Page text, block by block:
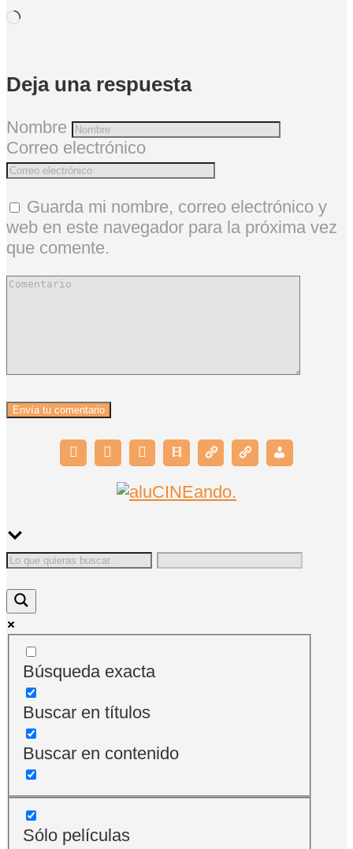
Cargando...
Deja una respuesta
Nombre
Correo electrónico
Guarda mi nombre, correo electrónico y
web en este navegador para la próxima vez
que comente.
Búsqueda exacta
Buscar en títulos
Buscar en contenido
Sólo películas